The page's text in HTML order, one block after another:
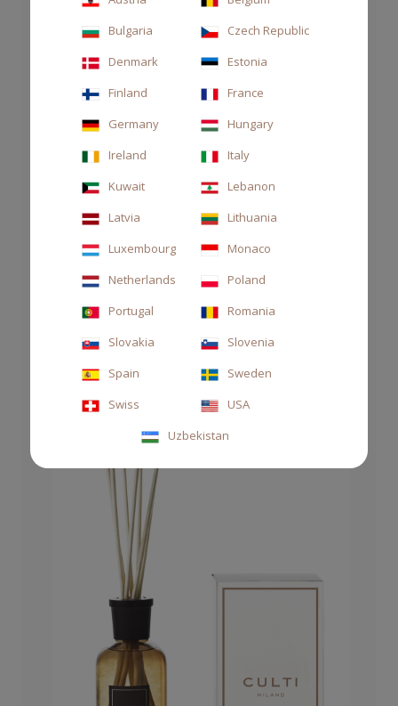
DIFFUSORE DECOR 250ML TESSUTO
70,00 CHF
Bulgaria
Czech Republic
Denmark
Estonia
Finland
France
Germany
Hungary
Ireland
Italy
Kuwait
Lebanon
Latvia
Lithuania
Luxembourg
Monaco
Netherlands
Poland
Portugal
Romania
Slovakia
Slovenia
Spain
Sweden
Swiss
USA
Uzbekistan